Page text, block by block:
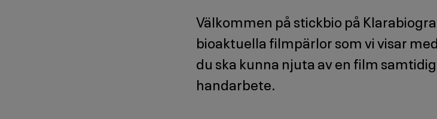
Välkommen på stickbio på
bioaktuella filmpärlor som vi visar
du ska kunna njuta av en film
handarbete.